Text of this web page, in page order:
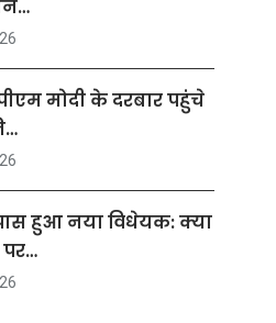
मोदी के दरबार पहुंचे
हुआ नया विधेयक: क्या